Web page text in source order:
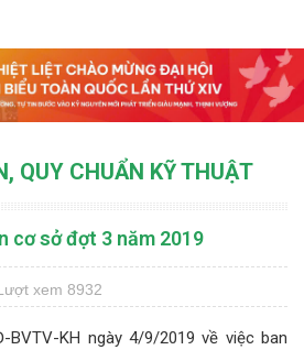
QUY CHUẨN KỸ THUẬT
cơ sở đợt 3 năm 2019
xem 8932
BVTV-KH ngày 4/9/2019 về việc ban